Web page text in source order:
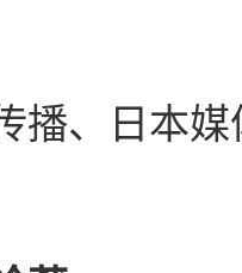
、日本媒